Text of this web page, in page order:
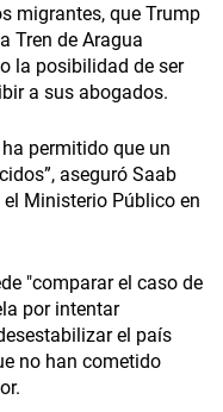
migrantes, que Trump
Tren de Aragua
la posibilidad de ser
a sus abogados.
permitido que un
aseguró Saab
Ministerio Público en
"comparar el caso de
por intentar
el país
no han cometido